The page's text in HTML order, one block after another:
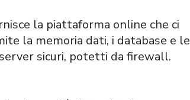
la piattaforma online che ci
la memoria dati, i database e le
sicuri, potetti da firewall.